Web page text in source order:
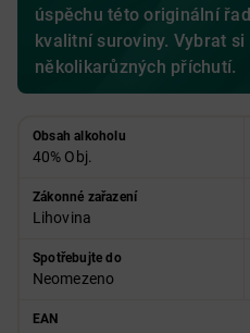
úspěchu této originální
kvalitní suroviny. Vybrat si
několikarůzných příchutí.
Obsah alkoholu
40% Obj.
Zákonné zařazení
Lihovina
Spotřebujte do
Neomezeno
EAN